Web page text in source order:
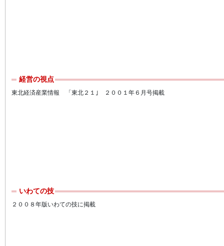
経営の視点
東北経済産業情報 「東北２１｣ ２００１年６月号掲載
いわての技
２００８年版いわての技に掲載